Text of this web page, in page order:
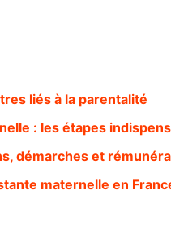
liés à la parentalité
: les étapes
démarches et
maternelle en